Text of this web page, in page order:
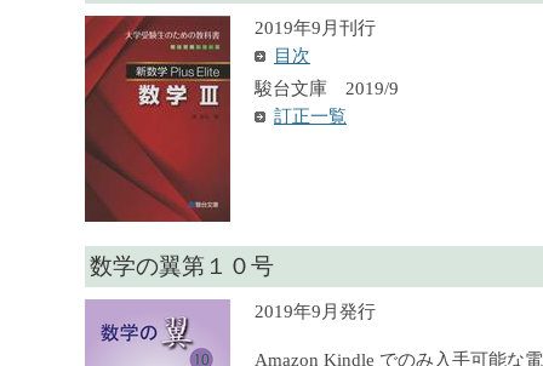
2019年9月刊行
目次
駿台文庫 2019/9
訂正一覧
数学の翼第１０号
2019年9月発行
Amazon Kindle でのみ入手可能な